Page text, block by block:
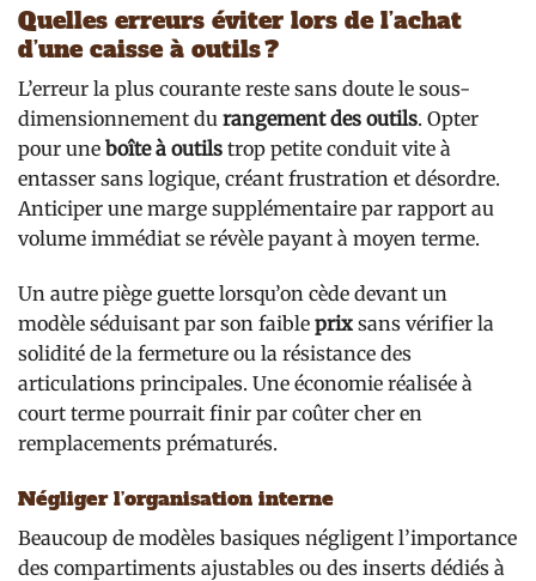
Quelles erreurs éviter lors de l’achat
d’une caisse à outils ?
L’erreur la plus courante reste sans doute le sous-
dimensionnement du rangement des outils. Opter
pour une boîte à outils trop petite conduit vite à
entasser sans logique, créant frustration et désordre.
Anticiper une marge supplémentaire par rapport au
volume immédiat se révèle payant à moyen terme.
Un autre piège guette lorsqu’on cède devant un
modèle séduisant par son faible prix sans vérifier la
solidité de la fermeture ou la résistance des
articulations principales. Une économie réalisée à
court terme pourrait finir par coûter cher en
remplacements prématurés.
Négliger l’organisation interne
Beaucoup de modèles basiques négligent l’importance
des compartiments ajustables ou des inserts dédiés à